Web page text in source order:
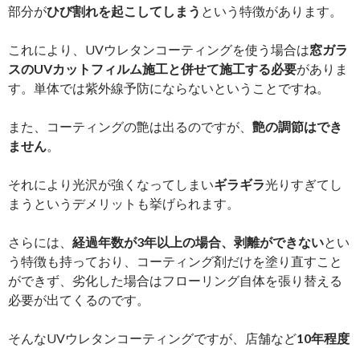
部分がひび割れを起こしてしまう という特徴があります。
これにより、UVウレタンコーティングを使う場合は窓ガラ
スのUVカットフィルム施工と併せて施工する必要がありま
す。単体では紫外線予防にならないということですね。
また、コーティングの艶は出るのですが、 艶の調節はでき
ません。
それにより光沢が強くなってしまいギラギラ光りすぎてし
まうというデメリットも挙げられます。
さらには、 経過年数が3年以上の場合、剥離ができないとい
う特徴も持っており、コーティング剤だけを塗り直すこと
ができず、劣化した場合はフローリング自体を張り替える
必要が出てくるのです。
そんなUVウレタンコーティングですが、店舗など10年程度